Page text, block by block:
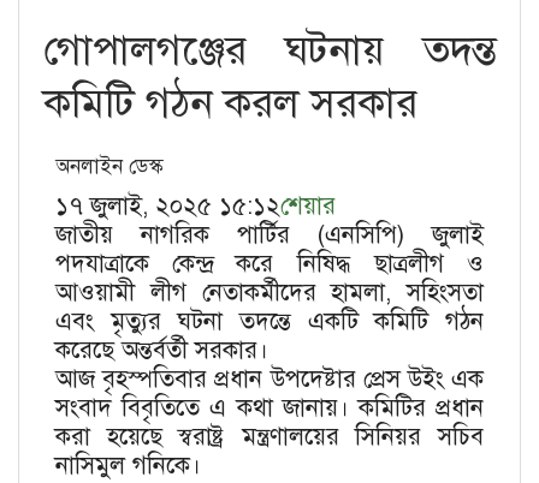
গোপালগঞ্জের ঘটনায় তদন্ত
কমিটি গঠন করল সরকার
অনলাইন ডেস্ক
১৭ জুলাই, ২০২৫ ১৫:১২শেয়ার
জাতীয় নাগরিক পার্টির (এনসিপি) জুলাই
পদযাত্রাকে কেন্দ্র করে নিষিদ্ধ ছাত্রলীগ ও
আওয়ামী লীগ নেতাকর্মীদের হামলা, সহিংসতা
এবং মৃত্যুর ঘটনা তদন্তে একটি কমিটি গঠন
করেছে অন্তর্বর্তী সরকার।
আজ বৃহস্পতিবার প্রধান উপদেষ্টার প্রেস উইং এক
সংবাদ বিবৃতিতে এ কথা জানায়। কমিটির প্রধান
করা হয়েছে স্বরাষ্ট্র মন্ত্রণালয়ের সিনিয়র সচিব
নাসিমুল গনিকে।